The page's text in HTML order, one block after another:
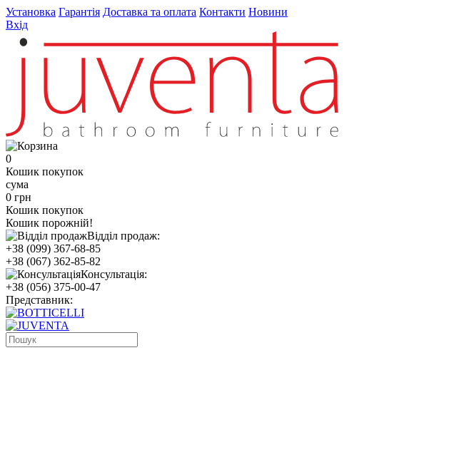
Установка Гарантія Доставка та оплата Контакти Новини
Вхід
0
Кошик покупок
сума
0 грн
Кошик покупок
Кошик порожній!
Відділ продаж:
+38 (099) 367-68-85
+38 (067) 362-85-82
Консультація:
+38 (056) 375-00-47
Представник: